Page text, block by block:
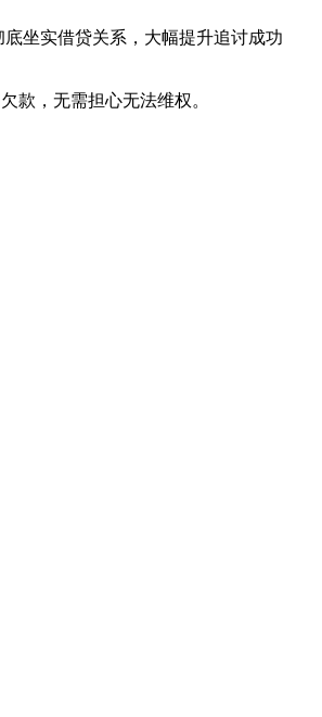
坐实借贷关系，大幅提升追讨成功
款，无需担心无法维权。